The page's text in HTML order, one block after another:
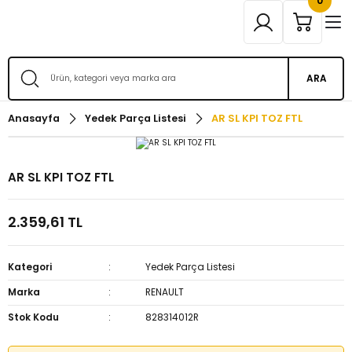
ARA
Anasayfa Yedek Parça Listesi AR SL KPI TOZ FTL
AR SL KPI TOZ FTL
2.359,61 TL
Kategori
Yedek Parça Listesi
Marka
RENAULT
Stok Kodu
828314012R